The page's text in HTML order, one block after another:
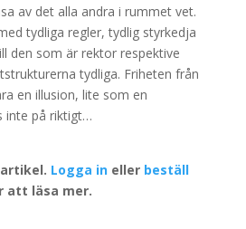
av det alla andra i rummet vet.
tydliga regler, tydlig styrkedja
den som är rektor respektive
tydliga. Friheten från
en illusion, lite som en
inte på riktigt…
Logga ineller beställ
läsa mer.